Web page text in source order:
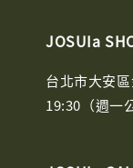
JOSUIa
台北市大安
19:30（週一